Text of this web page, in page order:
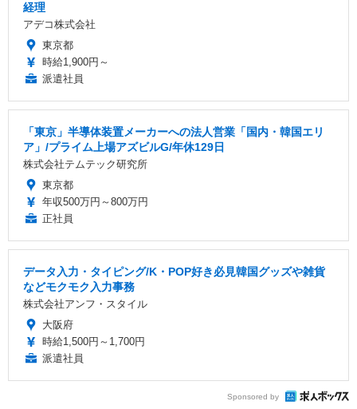
経理
アデコ株式会社
東京都
時給1,900円～
派遣社員
「東京」半導体装置メーカーへの法人営業「国内・韓国エリ
ア」/プライム上場アズビルG/年休129日
株式会社テムテック研究所
東京都
年収500万円～800万円
正社員
データ入力・タイピング/K・POP好き必見韓国グッズや雑貨
などモクモク入力事務
株式会社アンフ・スタイル
大阪府
時給1,500円～1,700円
派遣社員
Sponsored by